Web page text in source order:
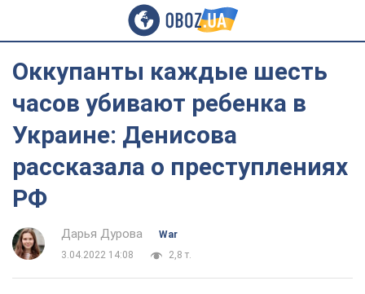
Оккупанты каждые шесть
часов убивают ребенка в
Украине: Денисова
рассказала о преступлениях
РФ
Дарья Дурова
War
3.04.2022 14:08
2,8 т.